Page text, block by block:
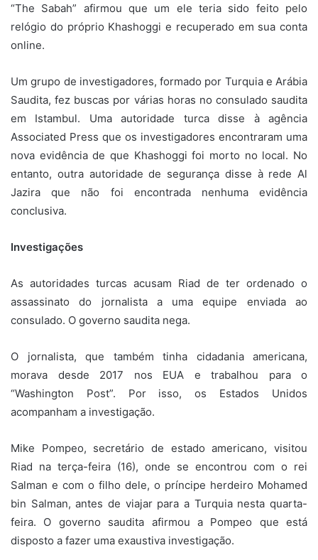
“The Sabah” afirmou que um ele teria sido feito pelo
relógio do próprio Khashoggi e recuperado em sua conta
online.
Um grupo de investigadores, formado por Turquia e Arábia
Saudita, fez buscas por várias horas no consulado saudita
em Istambul. Uma autoridade turca disse à agência
Associated Press que os investigadores encontraram uma
nova evidência de que Khashoggi foi morto no local. No
entanto, outra autoridade de segurança disse à rede Al
Jazira que não foi encontrada nenhuma evidência
conclusiva.
Investigações
As autoridades turcas acusam Riad de ter ordenado o
assassinato do jornalista a uma equipe enviada ao
consulado. O governo saudita nega.
O jornalista, que também tinha cidadania americana,
morava desde 2017 nos EUA e trabalhou para o
“Washington Post”. Por isso, os Estados Unidos
acompanham a investigação.
Mike Pompeo, secretário de estado americano, visitou
Riad na terça-feira (16), onde se encontrou com o rei
Salman e com o filho dele, o príncipe herdeiro Mohamed
bin Salman, antes de viajar para a Turquia nesta quarta-
feira. O governo saudita afirmou a Pompeo que está
disposto a fazer uma exaustiva investigação.